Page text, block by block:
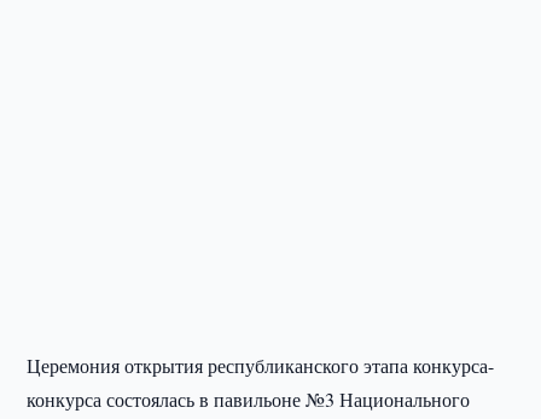
Церемония открытия республиканского этапа конкурса-
конкурса состоялась в павильоне №3 Национального